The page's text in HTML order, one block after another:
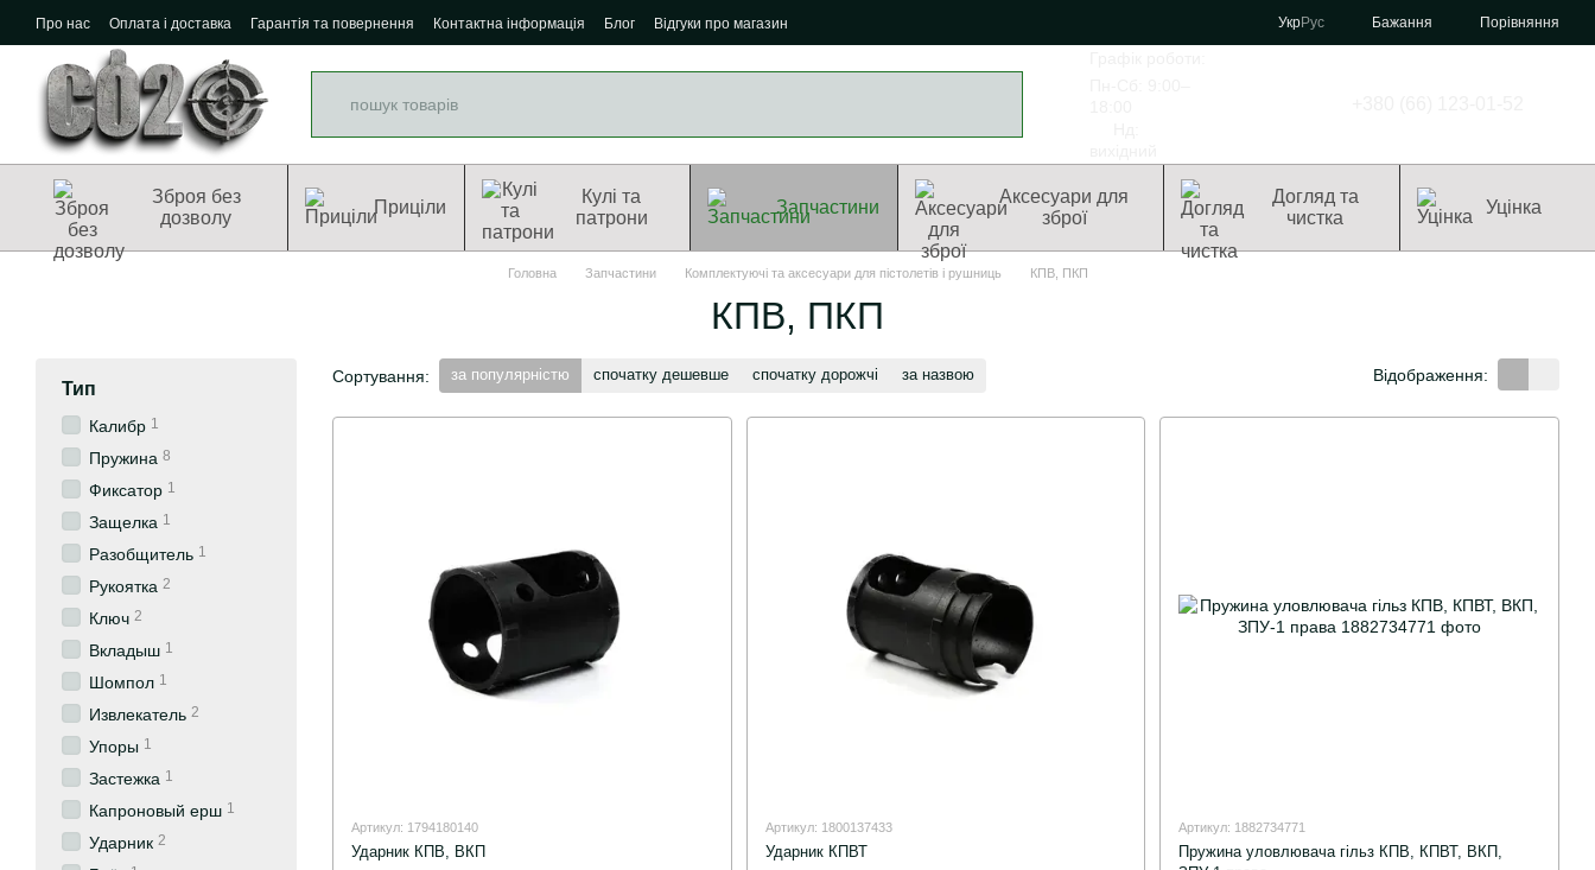
Перейти до основного контенту
Про нас Оплата і доставка Гарантія та повернення Контактна інформація Блог Відгуки про магазин УкрРус Бажання Порівняння
Зброя без
дозволу
Приціли
Кулі та
патрони
Запчастини
Аксесуари для
зброї
Догляд та
чистка
Уцінка
Головна Запчастини Комплектуючі та аксесуари для пістолетів і рушниць КПВ, ПКП
КПВ, ПКП
Сортування: за популярністю спочатку дешевше спочатку дорожчі за назвою Відображення:
Артикул: 1794180140
Ударник КПВ, ВКП
Артикул: 1800137433
Ударник КПВТ
Артикул: 1882734771
Пружина уловлювача гільз КПВ, КПВТ, ВКП,
Тип
Калибр 1
Пружина 8
Фиксатор 1
Защелка 1
Разобщитель 1
Рукоятка 2
Ключ 2
Вкладыш 1
Шомпол 1
Извлекатель 2
Упоры 1
Застежка 1
Капроновый ерш 1
Ударник 2